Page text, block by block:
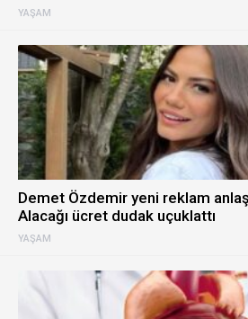
YAŞAM
YAŞAM
Demet Özdemir yeni reklam
Alacağı ücret dudak uçuklattı